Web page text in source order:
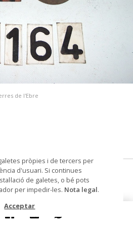
de l'Ebre
(ferrer)
llauna
pròpies i de tercers per
d'usuari. Si continues
de galetes, o bé pots
per impedir-les. Nota legal.
Acceptar